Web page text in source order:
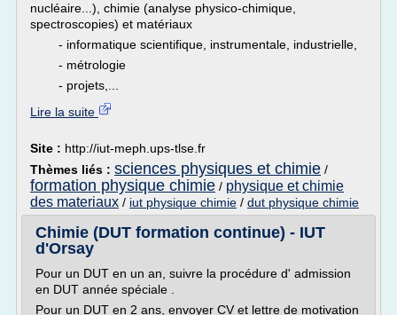
nucléaire...), chimie (analyse physico-chimique,
spectroscopies) et matériaux
- informatique scientifique, instrumentale, industrielle,
- métrologie
- projets,...
Lire la suite
Site : http://iut-meph.ups-tlse.fr
Thèmes liés : sciences physiques et chimie /
formation physique chimie / physique et chimie
des materiaux / iut physique chimie / dut physique chimie
Chimie (DUT formation continue) - IUT
d'Orsay
Pour un DUT en un an, suivre la procédure d' admission
en DUT année spéciale .
Pour un DUT en 2 ans, envoyer CV et lettre de motivation